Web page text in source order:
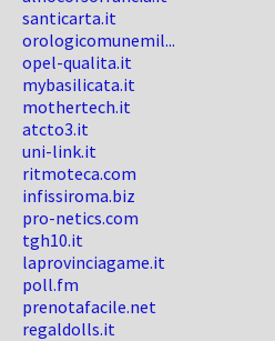
santicarta.it
orologicomunemil...
opel-qualita.it
mybasilicata.it
mothertech.it
atcto3.it
uni-link.it
ritmoteca.com
infissiroma.biz
pro-netics.com
tgh10.it
laprovinciagame.it
poll.fm
prenotafacile.net
regaldolls.it